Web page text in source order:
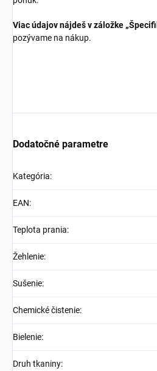
Viac údajov nájdeš v záložke
pozývame na nákup.
Dodatočné parametre
Kategória:
EAN:
Teplota prania:
Žehlenie:
Sušenie:
Chemické čistenie:
Bielenie:
Druh tkaniny: